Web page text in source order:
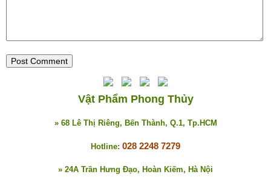
Vật Phẩm Phong Thủy
» 68 Lê Thị Riêng, Bến Thành, Q.1, Tp.HCM
Hotline: 028 2248 7279
» 24A Trần Hưng Đạo, Hoàn Kiếm, Hà Nội